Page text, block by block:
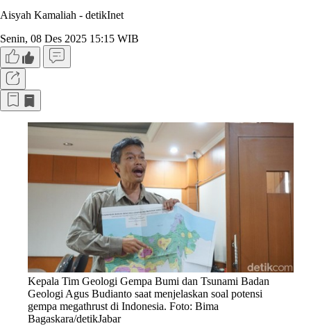
Aisyah Kamaliah - detikInet
Senin, 08 Des 2025 15:15 WIB
Kepala Tim Geologi Gempa Bumi dan Tsunami Badan
Geologi Agus Budianto saat menjelaskan soal potensi
gempa megathrust di Indonesia. Foto: Bima
Bagaskara/detikJabar